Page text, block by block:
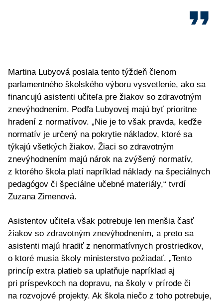
format_quote
Martina Lubyová poslala tento týždeň členom
parlamentného školského výboru vysvetlenie, ako sa
financujú asistenti učiteľa pre žiakov so zdravotným
znevýhodnením. Podľa Lubyovej majú byť prioritne
hradení z normatívov. „Nie je to však pravda, keďže
normatív je určený na pokrytie nákladov, ktoré sa
týkajú všetkých žiakov. Žiaci so zdravotným
znevýhodnením majú nárok na zvýšený normatív,
z ktorého škola platí napríklad náklady na špeciálnych
pedagógov či špeciálne učebné materiály,“ tvrdí
Zuzana Zimenová.
Asistentov učiteľa však potrebuje len menšia časť
žiakov so zdravotným znevýhodnením, a preto sa
asistenti majú hradiť z nenormatívnych prostriedkov,
o ktoré musia školy ministerstvo požiadať. „Tento
princíp extra platieb sa uplatňuje napríklad aj
pri príspevkoch na dopravu, na školy v prírode či
na rozvojové projekty. Ak škola niečo z toho potrebuje,